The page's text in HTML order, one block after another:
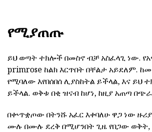
የሚያጠጡ
ይህ ወጣት ተክሎች በመስኖ ብቻ አስፈላጊ ነው.
primrose ከልክ እርጥበት በቸልታ አይደለም.
የሚባለው እየበሰበሰ ሊያስከትል ይችላል, እና ይህ
ይችላል. ወቅቱ በቂ ዝናብ ከሆነ, ከዚያ አጠጣ
በቍጥቋጦው በትንሹ አፈር እቀባለሁ ዋጋ ነው
ሙሉ በሙሉ ደረቅ በሚሆንበት ጊዜ የበጋው ወቅት,